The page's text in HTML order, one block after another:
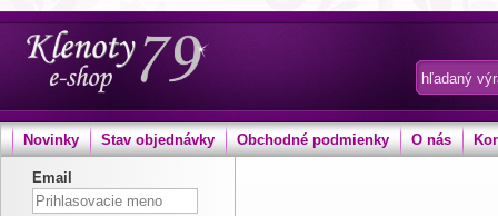
Novinky Stav objednávky Obchodné podmienky O nás
Email